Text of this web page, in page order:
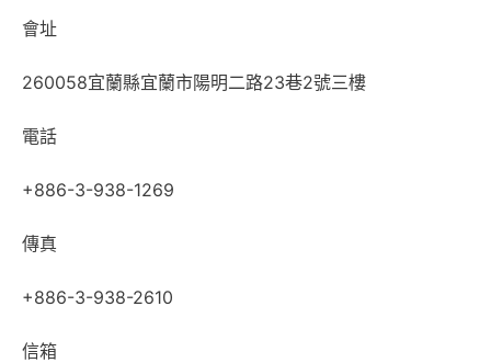
會址
260058宜蘭縣宜蘭市陽明二路23巷2號三樓
電話
+886-3-938-1269
傳真
+886-3-938-2610
信箱